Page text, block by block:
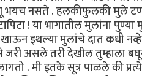
नसते . हलकीफुलकी मुले
! या भागातील मुलांना
इथल्या मुलांचे दात कधी
जरी असले तरी देखील तुम्हाला
. मी इतके सूत्र पाळले की